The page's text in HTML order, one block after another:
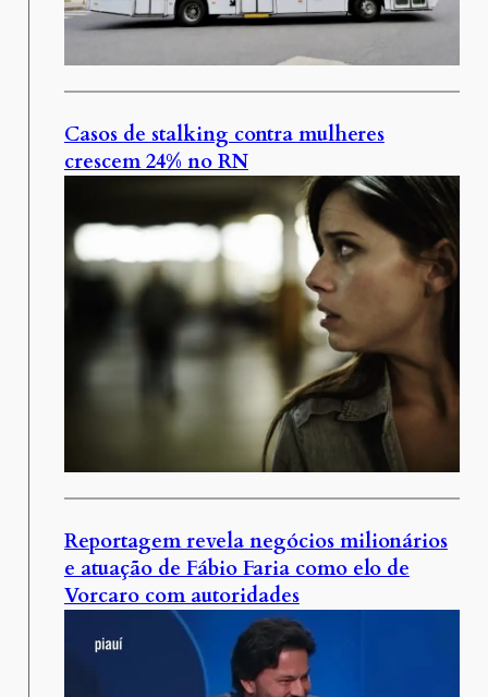
Casos de stalking contra mulheres
crescem 24% no RN
Reportagem revela negócios milionários
e atuação de Fábio Faria como elo de
Vorcaro com autoridades